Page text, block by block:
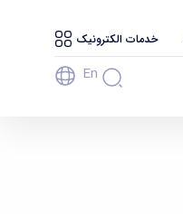
خدمات الکترونیک
En